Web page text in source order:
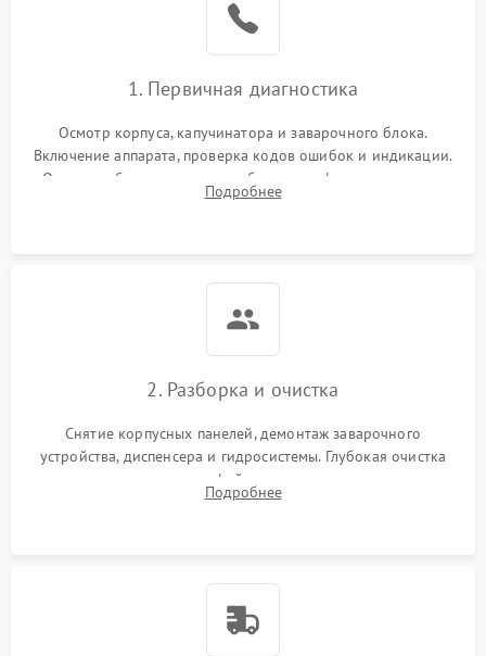
1. Первичная диагностика
Осмотр корпуса, капучинатора и заварочного блока.
Включение аппарата, проверка кодов ошибок и индикации.
Оценка работы помпы, термоблока и кофемолки на слух.
Измерение температуры и давления воды для выявления
Подробнее
2. Разборка и очистка
Снятие корпусных панелей, демонтаж заварочного
устройства, диспенсера и гидросистемы. Глубокая очистка
внутренних узлов от кофейных масел, жмыха и накипи.
Промывка дренажных каналов и фильтров с использованием
Подробнее